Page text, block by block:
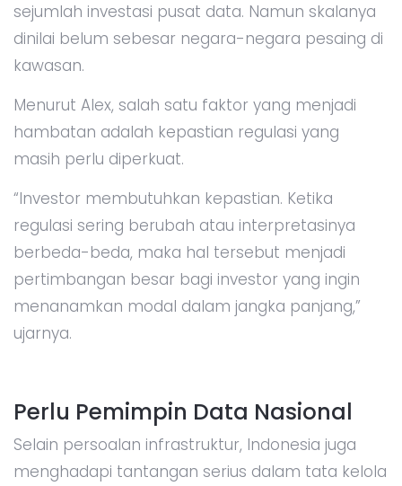
sejumlah investasi pusat data. Namun skalanya
dinilai belum sebesar negara-negara pesaing di
kawasan.
Menurut Alex, salah satu faktor yang menjadi
hambatan adalah kepastian regulasi yang
masih perlu diperkuat.
“Investor membutuhkan kepastian. Ketika
regulasi sering berubah atau interpretasinya
berbeda-beda, maka hal tersebut menjadi
pertimbangan besar bagi investor yang ingin
menanamkan modal dalam jangka panjang,”
ujarnya.
Perlu Pemimpin Data Nasional
Selain persoalan infrastruktur, Indonesia juga
menghadapi tantangan serius dalam tata kelola